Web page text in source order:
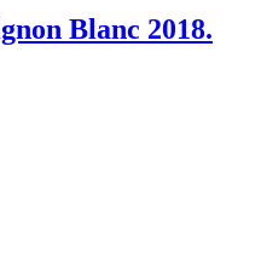
Blanc 2018.